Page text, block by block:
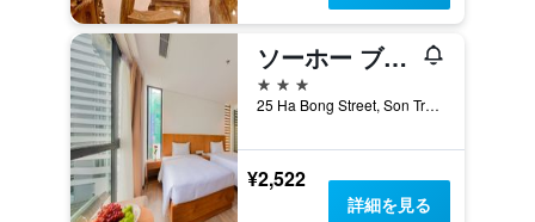
ソーホー ブティック ホテル
3つ星
25 Ha Bong Street, Son Tra District, ダナン, ベトナム
¥2,522
詳細を見る